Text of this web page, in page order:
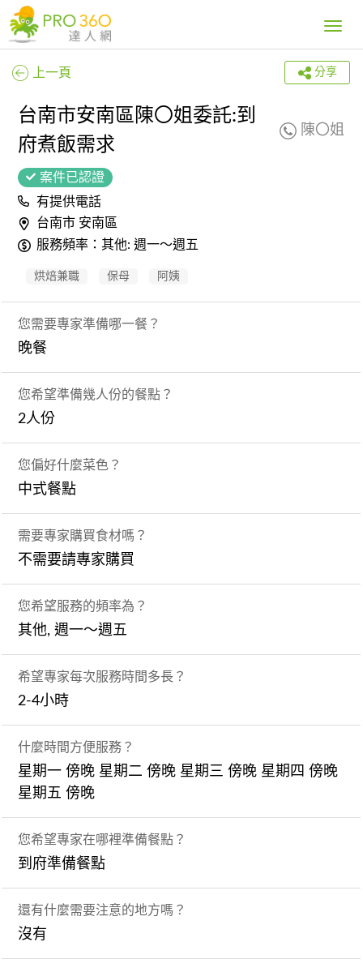
Toggle
上一頁 分享
台南市安南區陳〇姐委託:到
府煮飯需求
陳〇姐
案件已認證
有提供電話
台南市 安南區
服務頻率：其他: 週一～週五
烘焙兼職 保母 阿姨
您需要專家準備哪一餐？
晚餐
您希望準備幾人份的餐點？
2人份
您偏好什麼菜色？
中式餐點
需要專家購買食材嗎？
不需要請專家購買
您希望服務的頻率為？
其他, 週一～週五
希望專家每次服務時間多長？
2-4小時
什麼時間方便服務？
星期一 傍晚 星期二 傍晚 星期三 傍晚 星期四 傍晚
星期五 傍晚
您希望專家在哪裡準備餐點？
到府準備餐點
還有什麼需要注意的地方嗎？
沒有